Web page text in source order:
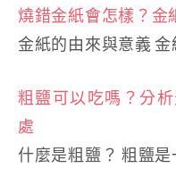
燒錯金紙會怎樣？金
金紙的由來與意義
粗鹽可以吃嗎？分
處
什麼是粗鹽？ 粗鹽